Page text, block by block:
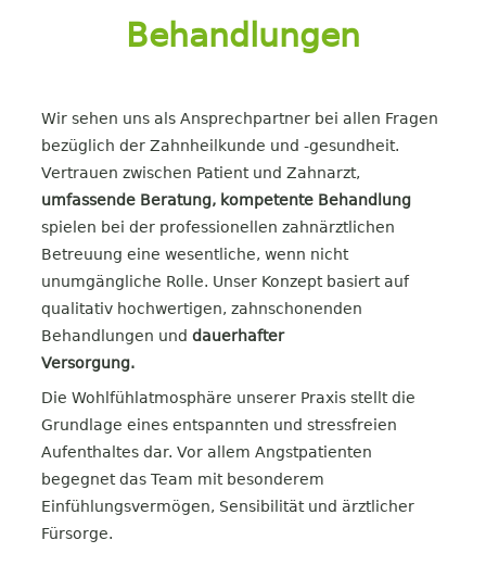
Behandlungen
Wir sehen uns als Ansprechpartner bei allen Fragen
bezüglich der Zahnheilkunde und -gesundheit.
Vertrauen zwischen Patient und Zahnarzt,
umfassende Beratung, kompetente Behandlung
spielen bei der professionellen zahnärztlichen
Betreuung eine wesentliche, wenn nicht
unumgängliche Rolle. Unser Konzept basiert auf
qualitativ hochwertigen, zahnschonenden
Behandlungen und dauerhafter
Versorgung.
Die Wohlfühlatmosphäre unserer Praxis stellt die
Grundlage eines entspannten und stressfreien
Aufenthaltes dar. Vor allem Angstpatienten
begegnet das Team mit besonderem
Einfühlungsvermögen, Sensibilität und ärztlicher
Fürsorge.